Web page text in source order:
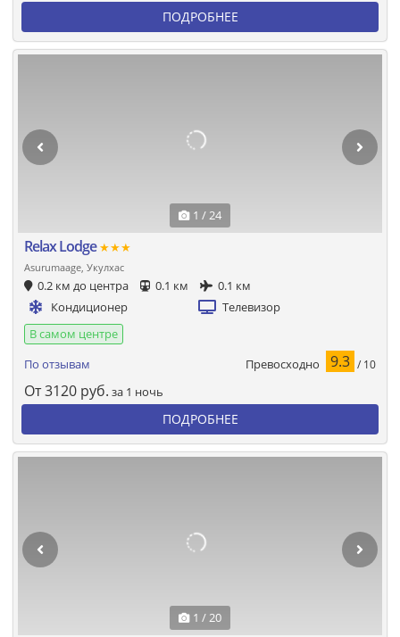
ПОДРОБНЕЕ
1 / 24
Relax Lodge★★★
Asurumaage, Укулхас
0.2 км до центра 0.1 км
0.1 км
Кондиционер
Телевизор
В самом центре
По отзывам
Превосходно 9.3 / 10
От3120 руб. за 1 ночь
ПОДРОБНЕЕ
1 / 20